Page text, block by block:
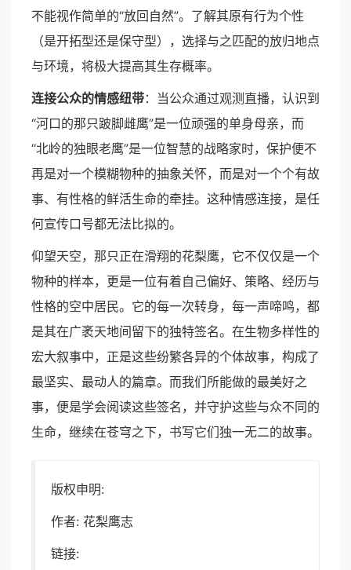
不能视作简单的“放回自然”。了解其原有行为个性
（是开拓型还是保守型），选择与之匹配的放归地点
与环境，将极大提高其生存概率。
连接公众的情感纽带：当公众通过观测直播，认识到
“河口的那只跛脚雌鹰”是一位顽强的单身母亲，而
“北岭的独眼老鹰”是一位智慧的战略家时，保护便不
再是对一个模糊物种的抽象关怀，而是对一个个有故
事、有性格的鲜活生命的牵挂。这种情感连接，是任
何宣传口号都无法比拟的。
仰望天空，那只正在滑翔的花梨鹰，它不仅仅是一个
物种的样本，更是一位有着自己偏好、策略、经历与
性格的空中居民。它的每一次转身，每一声啼鸣，都
是其在广袤天地间留下的独特签名。在生物多样性的
宏大叙事中，正是这些纷繁各异的个体故事，构成了
最坚实、最动人的篇章。而我们所能做的最美好之
事，便是学会阅读这些签名，并守护这些与众不同的
生命，继续在苍穹之下，书写它们独一无二的故事。
版权申明:
作者: 花梨鹰志
链接: